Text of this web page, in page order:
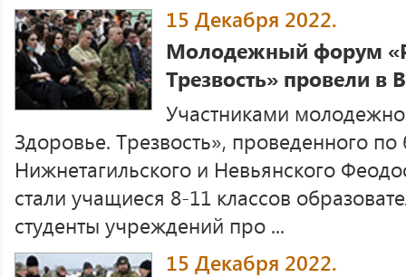
15 Декабря 2022.
Молодежный форум
Трезвость» провели в
Участниками
Здоровье. Трезвость», проведенного
Нижнетагильского и Невьянского
стали учащиеся 8-11 классов
студенты учреждений про ...
15 Декабря 2022.